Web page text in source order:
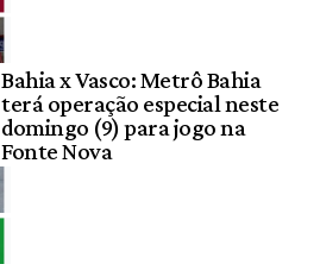
Bahia x Vasco: Metrô Bahia
terá operação especial neste
domingo (9) para jogo na
Fonte Nova